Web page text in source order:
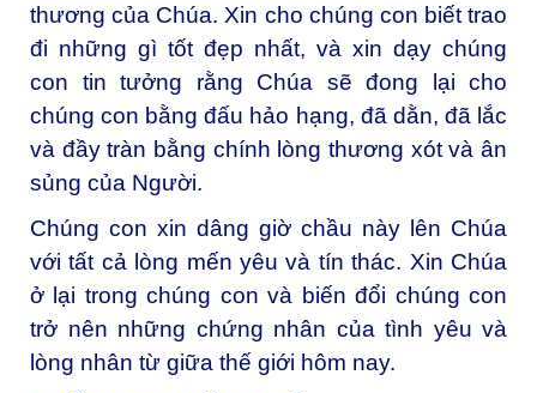
thương của Chúa. Xin cho chúng con biết trao
đi những gì tốt đẹp nhất, và xin dạy chúng
con tin tưởng rằng Chúa sẽ đong lại cho
chúng con bằng đấu hảo hạng, đã dằn, đã lắc
và đầy tràn bằng chính lòng thương xót và ân
sủng của Người.
Chúng con xin dâng giờ chầu này lên Chúa
với tất cả lòng mến yêu và tín thác. Xin Chúa
ở lại trong chúng con và biến đổi chúng con
trở nên những chứng nhân của tình yêu và
lòng nhân từ giữa thế giới hôm nay.